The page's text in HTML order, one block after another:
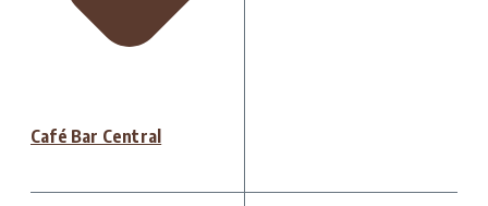
Café Bar Central